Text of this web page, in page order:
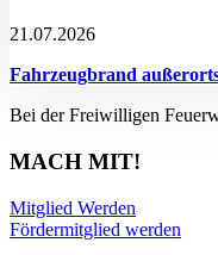
21.07.2026
Fahrzeugbrand
Bei der Freiwilligen
MACH MIT!
Mitglied Werden
Fördermitglied werden